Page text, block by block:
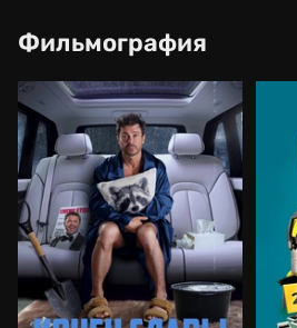
Фильмография